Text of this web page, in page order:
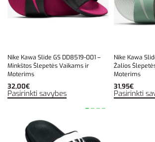
Nike Kawa Slide GS DD8519-001 –
Minkštos Šlepetės Vaikams ir
Moterims
32,00€
Pasirinkti savybes
Nike Kawa
Žalios
Moterims
31,95€
Pasirinkti